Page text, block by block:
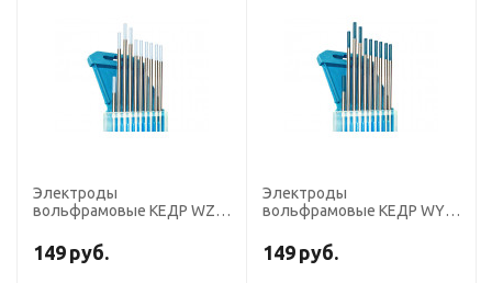
Электроды
вольфрамовые КЕДР WZ-
(белый) AC
149 руб.
Электроды
вольфрамовые КЕДР WY-
(темно-синий) DC
149 руб.